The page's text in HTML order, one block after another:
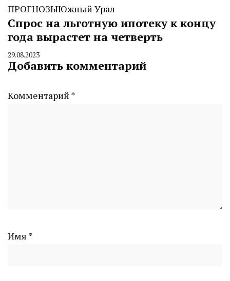
ПРОГНОЗЫЮжный Урал
Спрос на льготную ипотеку к концу
года вырастет на четверть
By
CHELINDUSTRY
29.08.2023
Добавить комментарий
Комментарий *
Имя *